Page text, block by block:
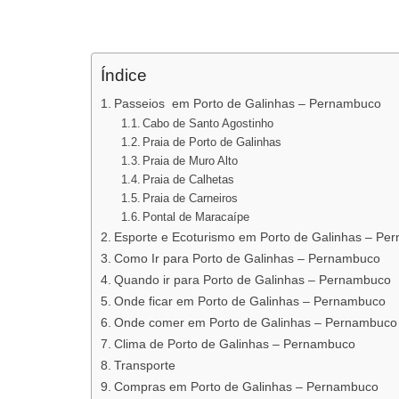
Índice
Passeios em Porto de Galinhas – Pernambuco
Cabo de Santo Agostinho
Praia de Porto de Galinhas
Praia de Muro Alto
Praia de Calhetas
Praia de Carneiros
Pontal de Maracaípe
Esporte e Ecoturismo em Porto de Galinhas –
Como Ir para Porto de Galinhas – Pernambuco
Quando ir para Porto de Galinhas – Pernambuco
Onde ficar em Porto de Galinhas – Pernambuco
Onde comer em Porto de Galinhas – Pernambuco
Clima de Porto de Galinhas – Pernambuco
Transporte
Compras em Porto de Galinhas – Pernambuco